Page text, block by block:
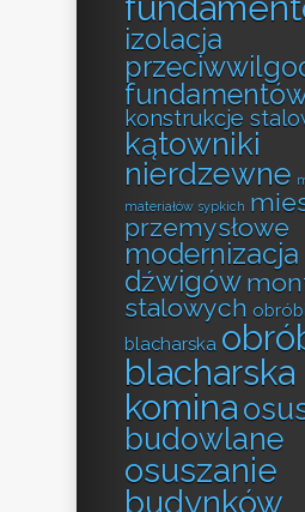
izolacja
konstrukcje
kątowniki
nierdzewne
materiałów sypkich
przemysłowe
modernizacja
dźwigów
stalowych
blacharska
blacharska
komina
budowlane
osuszanie
budynków